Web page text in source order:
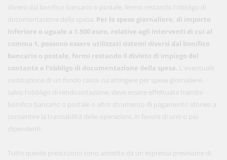
diversi dal bonifico bancario o postale, fermo restando l'obbligo di
documentazione della spesa. Per le spese giornaliere, di importo
inferiore o uguale a 1.500 euro, relative agli interventi di cui al
comma 1, possono essere utilizzati sistemi diversi dal bonifico
bancario o postale, fermi restando il divieto di impiego del
contante e l'obbligo di documentazione della spesa. L'eventuale
costituzione di un fondo cassa cui attingere per spese giornaliere,
salvo l'obbligo di rendicontazione, deve essere effettuata tramite
bonifico bancario o postale o altro strumento di pagamento idoneo a
consentire la tracciabilità delle operazioni, in favore di uno o più
dipendenti.
Tutte queste prescrizioni sono assistite da un'espressa previsione di